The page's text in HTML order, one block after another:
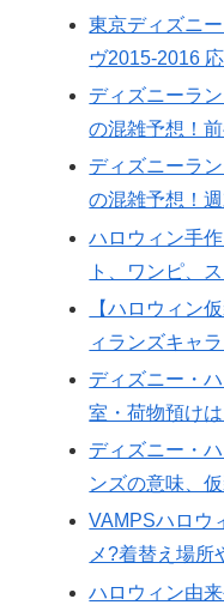
東京ディズニ
ヴ2015-2016
ディズニーラ
の混雑予想！
ディズニーラ
の混雑予想！週
ハロウィン手
ト、ワンピ、
【ハロウィン
ィランズキャ
ディズニー・
室・荷物預け
ディズニー・
ンズの意味、
VAMPSハロウ
メ?着替え場所
ハロウィン由